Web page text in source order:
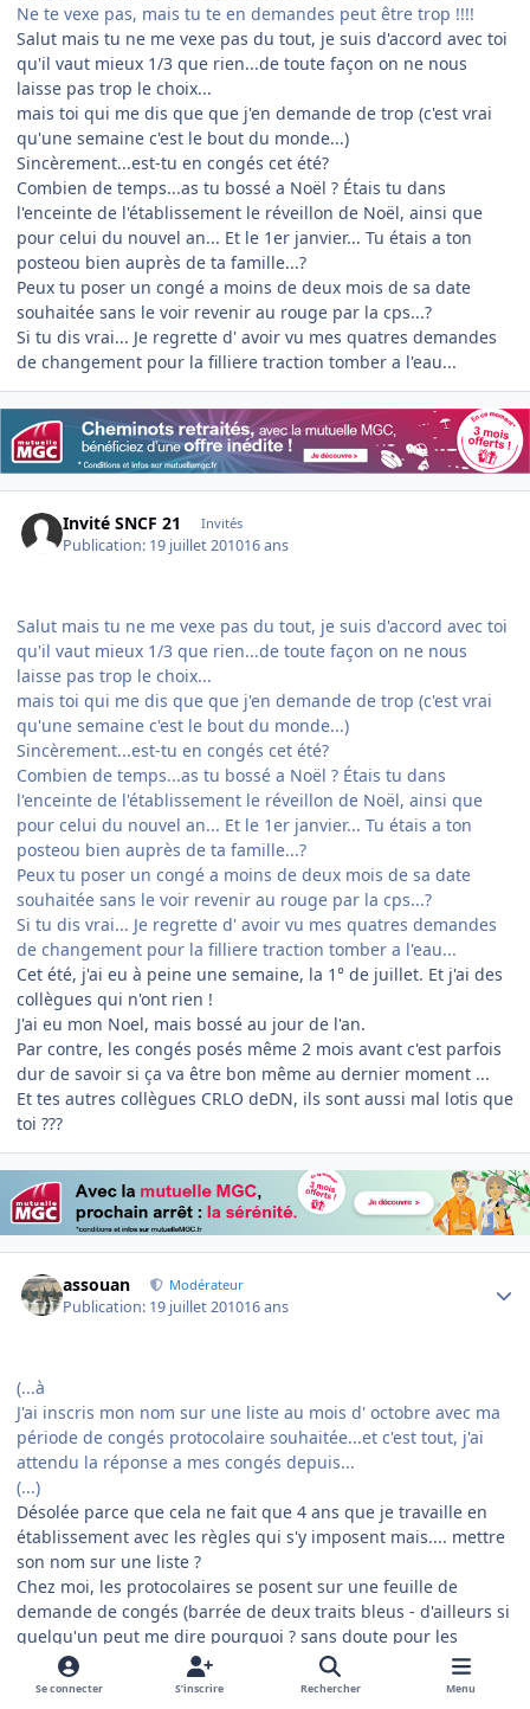
Ne te vexe pas, mais tu te en demandes peut être trop !!!!
Salut mais tu ne me vexe pas du tout, je suis d'accord avec toi
qu'il vaut mieux 1/3 que rien...de toute façon on ne nous
laisse pas trop le choix...
mais toi qui me dis que que j'en demande de trop (c'est vrai
qu'une semaine c'est le bout du monde...)
Sincèrement...est-tu en congés cet été?
Combien de temps...as tu bossé a Noël ? Étais tu dans
l'enceinte de l'établissement le réveillon de Noël, ainsi que
pour celui du nouvel an... Et le 1er janvier... Tu étais a ton
posteou bien auprès de ta famille...?
Peux tu poser un congé a moins de deux mois de sa date
souhaitée sans le voir revenir au rouge par la cps...?
Si tu dis vrai... Je regrette d' avoir vu mes quatres demandes
de changement pour la filliere traction tomber a l'eau...
Invité SNCF 21 Invités
Publication: 19 juillet 201016 ans
Salut mais tu ne me vexe pas du tout, je suis d'accord avec toi
qu'il vaut mieux 1/3 que rien...de toute façon on ne nous
laisse pas trop le choix...
mais toi qui me dis que que j'en demande de trop (c'est vrai
qu'une semaine c'est le bout du monde...)
Sincèrement...est-tu en congés cet été?
Combien de temps...as tu bossé a Noël ? Étais tu dans
l'enceinte de l'établissement le réveillon de Noël, ainsi que
pour celui du nouvel an... Et le 1er janvier... Tu étais a ton
posteou bien auprès de ta famille...?
Peux tu poser un congé a moins de deux mois de sa date
souhaitée sans le voir revenir au rouge par la cps...?
Si tu dis vrai... Je regrette d' avoir vu mes quatres demandes
de changement pour la filliere traction tomber a l'eau...
Cet été, j'ai eu à peine une semaine, la 1° de juillet. Et j'ai des
collègues qui n'ont rien !
J'ai eu mon Noel, mais bossé au jour de l'an.
Par contre, les congés posés même 2 mois avant c'est parfois
dur de savoir si ça va être bon même au dernier moment ...
Et tes autres collègues CRLO deDN, ils sont aussi mal lotis que
toi ???
assouan Modérateur
Publication: 19 juillet 201016 ans
(...à
J'ai inscris mon nom sur une liste au mois d' octobre avec ma
période de congés protocolaire souhaitée...et c'est tout, j'ai
attendu la réponse a mes congés depuis...
(...)
Désolée parce que cela ne fait que 4 ans que je travaille en
établissement avec les règles qui s'y imposent mais.... mettre
son nom sur une liste ?
Chez moi, les protocolaires se posent sur une feuille de
demande de congés (barrée de deux traits bleus - d'ailleurs si
quelqu'un peut me dire pourquoi ? sans doute pour les
reconnaître mais encore ?) et avant, en général, le 16 février.
J'ai obtenu tous les ans, depuis 4 ans, presque 4 semaines de
Se connecter S’inscrire Rechercher Menu